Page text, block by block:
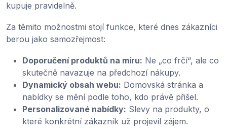
kupuje pravidelně.
Za těmito možnostmi stojí funkce, které dnes zákazníci
berou jako samozřejmost:
Doporučení produktů na míru: Ne „co frčí“, ale co
skutečně navazuje na předchozí nákupy.
Dynamický obsah webu: Domovská stránka a
nabídky se mění podle toho, kdo právě přišel.
Personalizované nabídky: Slevy na produkty, o
které konkrétní zákazník už projevil zájem.